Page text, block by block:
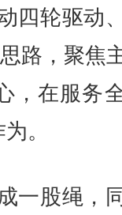
四轮驱动
路，聚焦
，在服务
。
股绳，